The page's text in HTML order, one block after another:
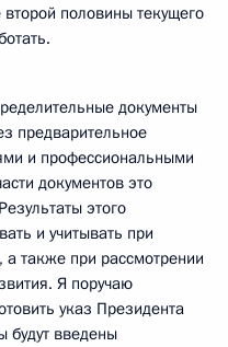
половины текущего
документы
предварительное
и профессиональными
документов это
этого
и учитывать при
а также при рассмотрении
Я поручаю
указ Президента
будут введены